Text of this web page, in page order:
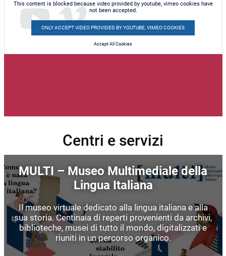
This content is blocked because video provided by youtube, vimeo cookies have
not been accepted.
ONLY ACCEPT VIDEO PROVIDED BY YOUTUBE, VIMEO COOKIES
Accept All Cookies
Centri e servizi
MULTI – Museo Multimediale della
Lingua Italiana
Il museo virtuale dedicato alla lingua italiana e alla
sua storia. Centinaia di reperti provenienti da archivi,
biblioteche, musei di tutto il mondo, digitalizzati e
riuniti in un percorso organico.